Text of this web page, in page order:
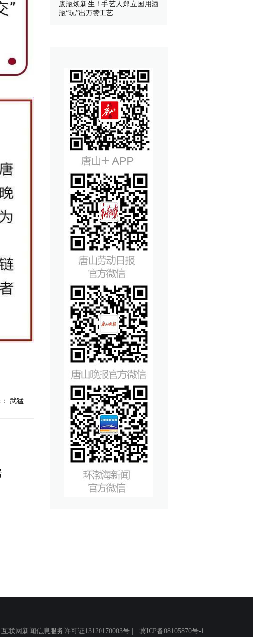
武猛
废瓶焕新生！手艺人郑立国用酒
瓶“玩”出万赞工艺
网新闻信息服务许可证13120170003号 | 冀ICP备08105870号-1